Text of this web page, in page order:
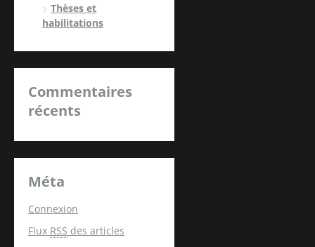
Thèses et
habilitations
Commentaires
récents
Méta
Connexion
Flux RSS des articles